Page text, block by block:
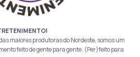
maiores produtoras do Nordeste, somos um
feito de gente para gente. (Per)feito para